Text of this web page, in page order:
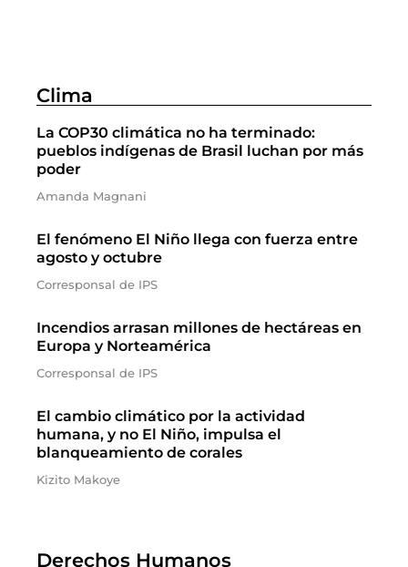
Clima
La COP30 climática no ha terminado:
pueblos indígenas de Brasil luchan por más
poder
Amanda Magnani
El fenómeno El Niño llega con fuerza entre
agosto y octubre
Corresponsal de IPS
Incendios arrasan millones de hectáreas en
Europa y Norteamérica
Corresponsal de IPS
El cambio climático por la actividad
humana, y no El Niño, impulsa el
blanqueamiento de corales
Kizito Makoye
Derechos Humanos